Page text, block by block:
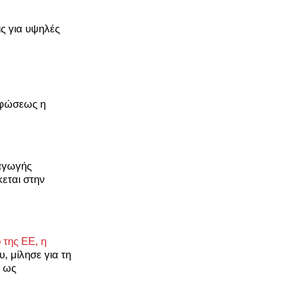
για υψηλές
η
στην
της ΕΕ, η
για τη
ως